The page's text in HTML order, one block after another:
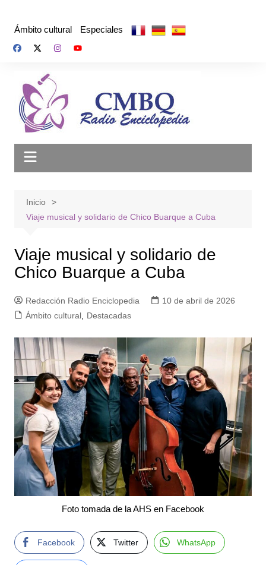
Ámbito cultural Especiales
Inicio
Viaje musical y solidario de Chico Buarque a Cuba
Viaje musical y solidario de
Chico Buarque a Cuba
Redacción Radio Enciclopedia
10 de abril de 2026
Ámbito cultural, Destacadas
Foto tomada de la AHS en Facebook
Facebook Twitter WhatsApp